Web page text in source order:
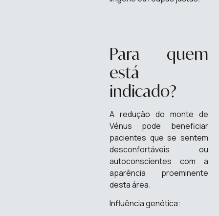
Para quem
está
indicado?
A redução do monte de
Vénus pode beneficiar
pacientes que se sentem
desconfortáveis ou
autoconscientes com a
aparência proeminente
desta área.
Influência genética: